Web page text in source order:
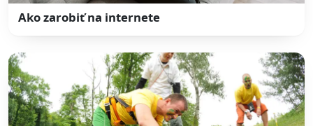
Ako zarobiť na internete